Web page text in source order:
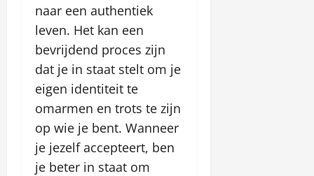
naar een authentiek
leven. Het kan een
bevrijdend proces zijn
dat je in staat stelt om je
eigen identiteit te
omarmen en trots te zijn
op wie je bent. Wanneer
je jezelf accepteert, ben
je beter in staat om